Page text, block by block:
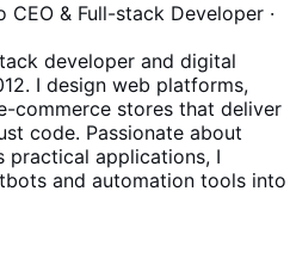
CEO & Full-stack Developer ·
developer and digital
I design web platforms,
commerce stores that deliver
code. Passionate about
practical applications, I
and automation tools into